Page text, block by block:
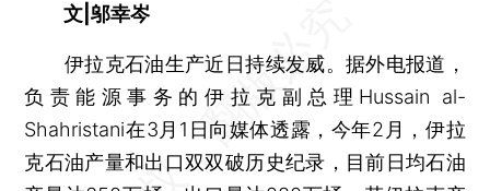
文|邬幸岑
伊拉克石油生产近日持续发威。据外电报道，
负责能源事务的伊拉克副总理Hussain al-
Shahristani在3月1日向媒体透露，今年2月，伊拉
克石油产量和出口双双破历史纪录，目前日均石油